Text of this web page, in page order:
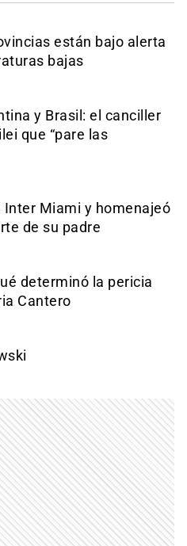
están bajo alerta
bajas
y Brasil: el canciller
que “pare las
Inter Miami y homenajeó
de su padre
determinó la pericia
Cantero